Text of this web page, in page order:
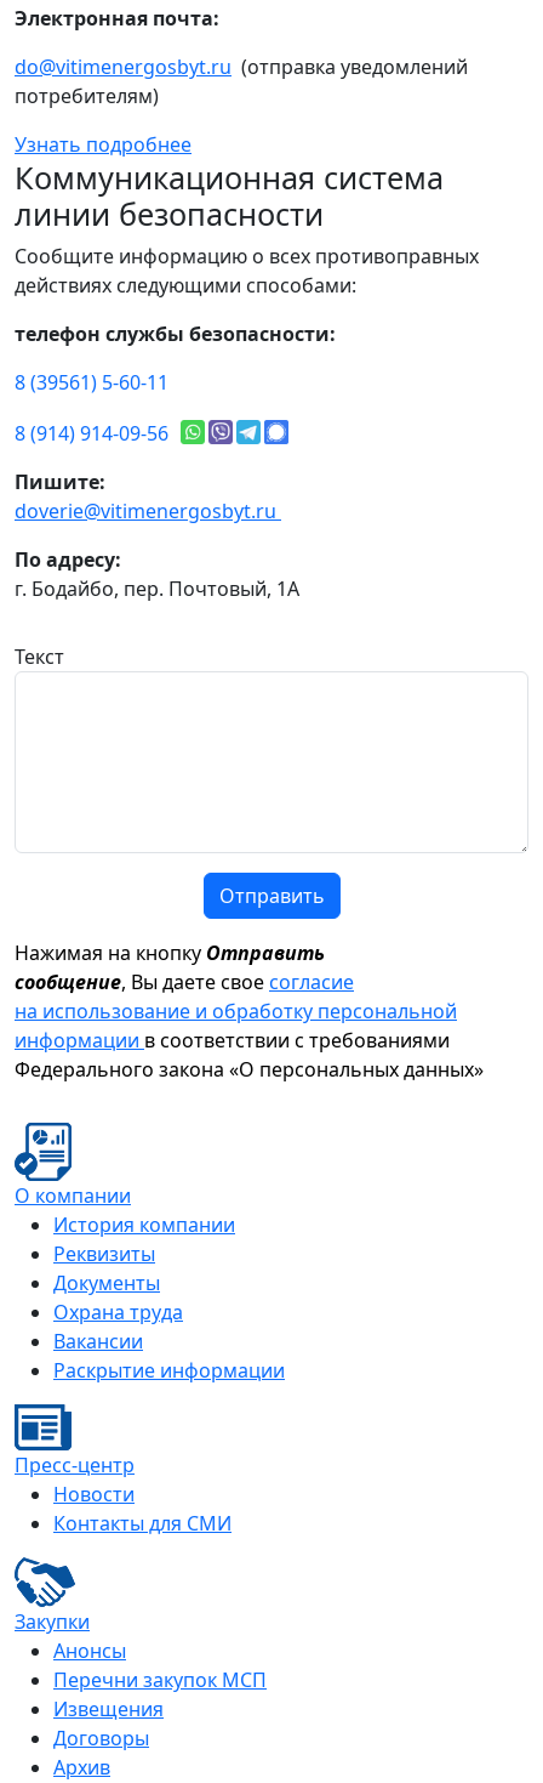
Электронная почта:
do@vitimenergosbyt.ru (отправка уведомлений
потребителям)
Узнать подробнее
Коммуникационная система
линии безопасности
Сообщите информацию о всех противоправных
действиях следующими способами:
телефон службы безопасности:
8 (39561) 5-60-11
8 (914) 914-09-56
Пишите:
doverie@vitimenergosbyt.ru
По адресу:
г. Бодайбо, пер. Почтовый, 1А
Текст
Отправить
Нажимая на кнопку Отправить
сообщение, Вы даете своесогласие
на использование и обработку персональной
информации в соответствии с требованиями
Федерального закона «О персональных данных»
О компании
История компании
Реквизиты
Документы
Охрана труда
Вакансии
Раскрытие информации
Пресс-центр
Новости
Контакты для СМИ
Закупки
Анонсы
Перечни закупок МСП
Извещения
Договоры
Архив